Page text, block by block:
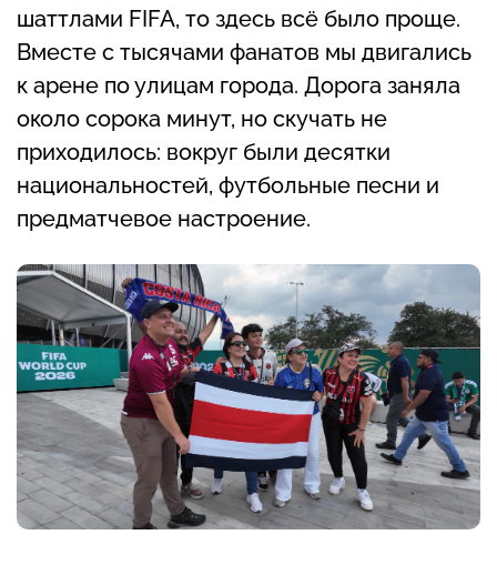
шаттлами FIFA, то здесь всё было проще.
Вместе с тысячами фанатов мы двигались
к арене по улицам города. Дорога заняла
около сорока минут, но скучать не
приходилось: вокруг были десятки
национальностей, футбольные песни и
предматчевое настроение.